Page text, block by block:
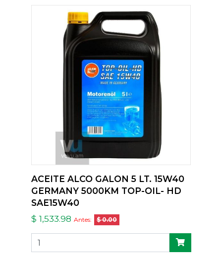
ACEITE ALCO GALON 5 LT. 15W40
GERMANY 5000KM TOP-OIL- HD
SAE15W40
$ 1,533.98 Antes: $ 0.00